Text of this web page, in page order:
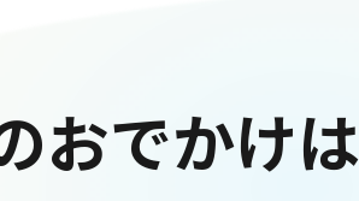
おでかけは